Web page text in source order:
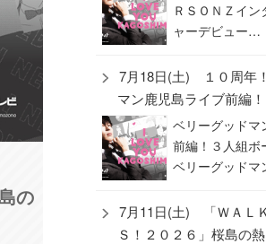
の
ＲＳＯＮＺイ
ャーデビュー…
7月18日(土) １０周年
マン鹿児島ライブ前編！
ベリーグッドマ
前編！３人組ボ
ベリーグッド
7月11日(土) 「ＷＡＬ
Ｓ！２０２６」桜島の